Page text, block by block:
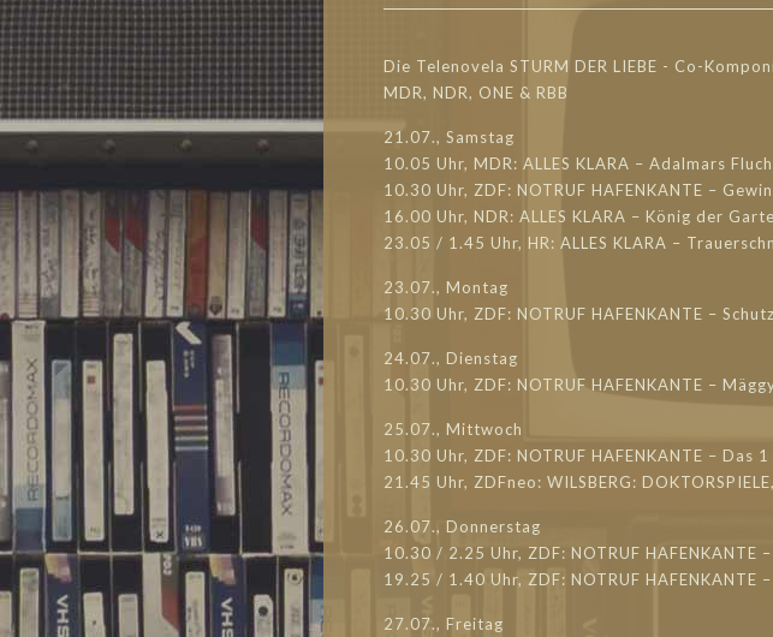
Die Telenovela STURM DER LIEBE - Co-
MDR, NDR, ONE & RBB
21.07., Samstag
10.05 Uhr, MDR: ALLES KLARA – Adalmars
10.30 Uhr, ZDF: NOTRUF HAFENKANTE –
16.00 Uhr, NDR: ALLES KLARA – König der
23.05 / 1.45 Uhr, HR: ALLES KLARA –
23.07., Montag
10.30 Uhr, ZDF: NOTRUF HAFENKANTE –
24.07., Dienstag
10.30 Uhr, ZDF: NOTRUF HAFENKANTE –
25.07., Mittwoch
10.30 Uhr, ZDF: NOTRUF HAFENKANTE – Das
21.45 Uhr, ZDFneo: WILSBERG:
26.07., Donnerstag
10.30 / 2.25 Uhr, ZDF: NOTRUF HAFENKANTE
19.25 / 1.40 Uhr, ZDF: NOTRUF HAFENKANTE
27.07., Freitag